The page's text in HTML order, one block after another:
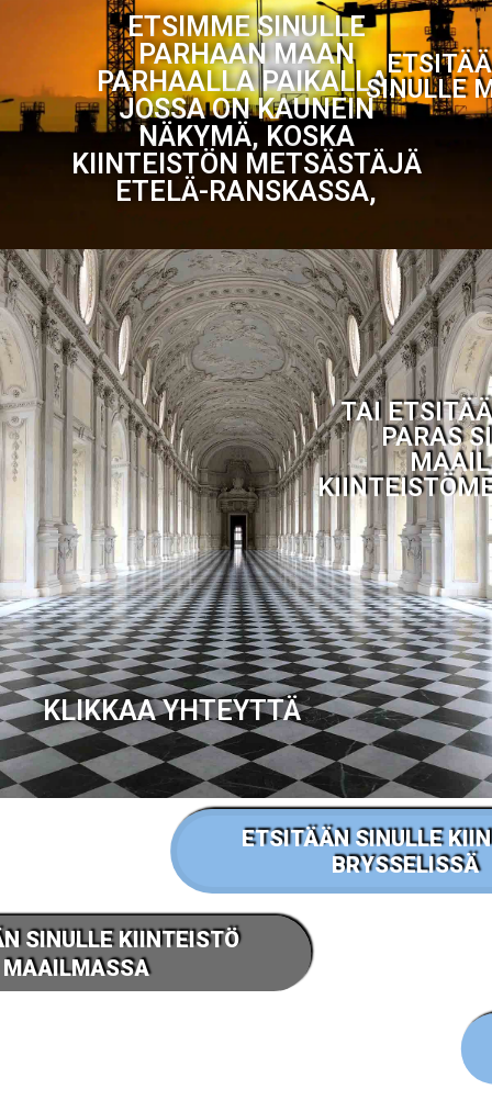
ETSIMME SINULLE
PARHAAN MAAN
PARHAALLA PAIKALLA,
JOSSA ON KAUNEIN
NÄKYMÄ, KOSKA
KIINTEISTÖN METSÄSTÄJÄ
ETELÄ-RANSKASSA,
SINULLE
TAI
PARAS
KLIKKAA YHTEYTTÄ
OTA YHTEYTTÄ
ETSITÄÄN SINULLE
BRYSSELISSÄ
SINULLE KIINTEISTÖ
MAAILMASSA